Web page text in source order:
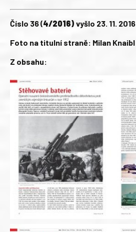
Číslo 36 (4/2016) vyšlo 23. 11. 2016
Foto na titulní straně: Milan Knaibl
Z obsahu: